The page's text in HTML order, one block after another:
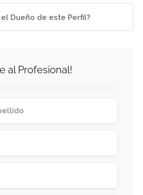
el Dueño de este Perfil?
al Profesional!